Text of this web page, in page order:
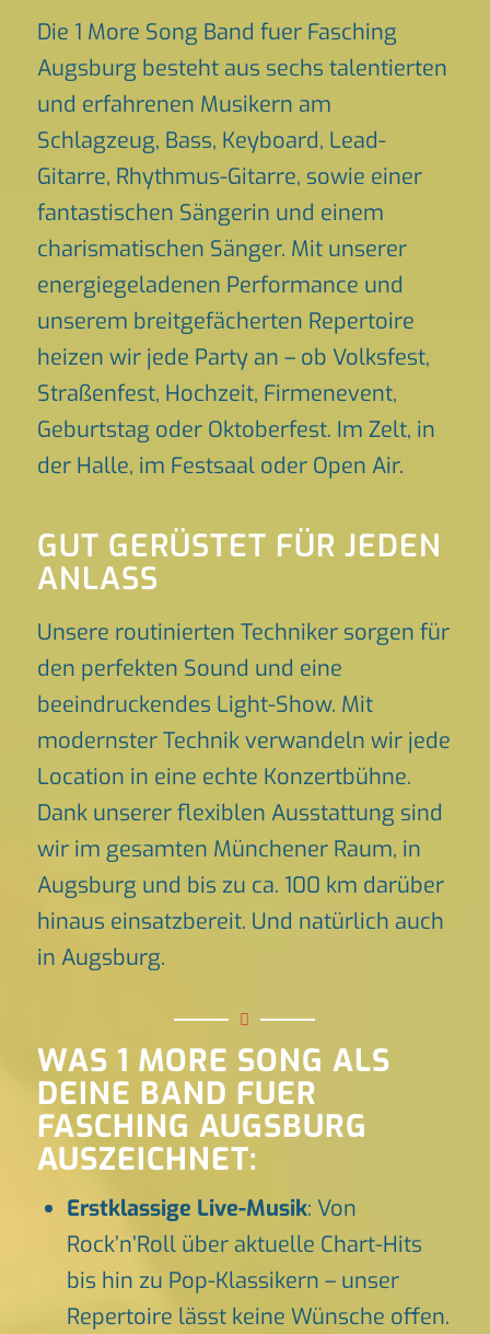
Die 1 More Song Band fuer Fasching
Augsburg besteht aus sechs talentierten
und erfahrenen Musikern am
Schlagzeug, Bass, Keyboard, Lead-
Gitarre, Rhythmus-Gitarre, sowie einer
fantastischen Sängerin und einem
charismatischen Sänger. Mit unserer
energiegeladenen Performance und
unserem breitgefächerten Repertoire
heizen wir jede Party an – ob Volksfest,
Straßenfest, Hochzeit, Firmenevent,
Geburtstag oder Oktoberfest. Im Zelt, in
der Halle, im Festsaal oder Open Air.
GUT GERÜSTET FÜR JEDEN
ANLASS
Unsere routinierten Techniker sorgen für
den perfekten Sound und eine
beeindruckendes Light-Show. Mit
modernster Technik verwandeln wir jede
Location in eine echte Konzertbühne.
Dank unserer flexiblen Ausstattung sind
wir im gesamten Münchener Raum, in
Augsburg und bis zu ca. 100 km darüber
hinaus einsatzbereit. Und natürlich auch
in Augsburg.
WAS 1 MORE SONG ALS
DEINE BAND FUER
FASCHING AUGSBURG
AUSZEICHNET:
Erstklassige Live-Musik: Von
Rock’n’Roll über aktuelle Chart-Hits
bis hin zu Pop-Klassikern – unser
Repertoire lässt keine Wünsche offen.